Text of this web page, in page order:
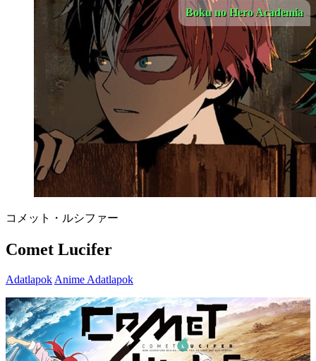
Boku no Hero Academia
コメット・ルシファー
Comet Lucifer
Adatlapok Anime Adatlapok